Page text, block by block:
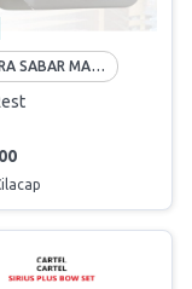
PUTRA SABAR MANDIRI